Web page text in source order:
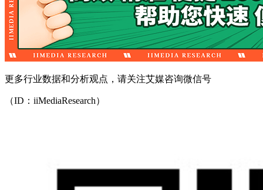
更多行业数据和分析观点，请关注艾媒咨询微信号
（ID：iiMediaResearch）